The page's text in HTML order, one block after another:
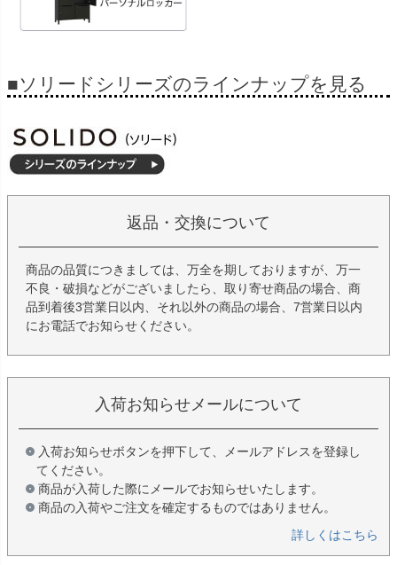
■ソリードシリーズのラインナップを見る
返品・交換について
商品の品質につきましては、万全を期しておりますが、万一
不良・破損などがございましたら、取り寄せ商品の場合、商
品到着後3営業日以内、それ以外の商品の場合、7営業日以内
にお電話でお知らせください。
入荷お知らせメールについて
入荷お知らせボタンを押下して、メールアドレスを登録し
てください。
商品が入荷した際にメールでお知らせいたします。
商品の入荷やご注文を確定するものではありません。
詳しくはこちら